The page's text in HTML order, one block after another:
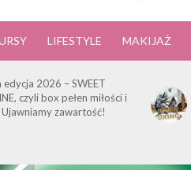
LIFESTYLE MAKIJAŻ
edycja 2026 – SWEET
czyli box pełen miłości i
Ujawniamy zawartość!